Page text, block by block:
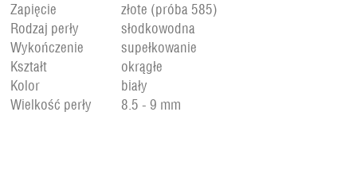
Zapięcie
złote (próba 585)
Rodzaj perły
słodkowodna
Wykończenie
supełkowanie
Kształt
okrągłe
Kolor
biały
Wielkość perły
8.5 - 9 mm